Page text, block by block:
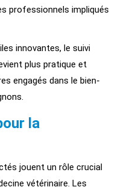
professionnels impliqués
innovantes, le suivi
plus pratique et
engagés dans le bien-
la
jouent un rôle crucial
vétérinaire. Les